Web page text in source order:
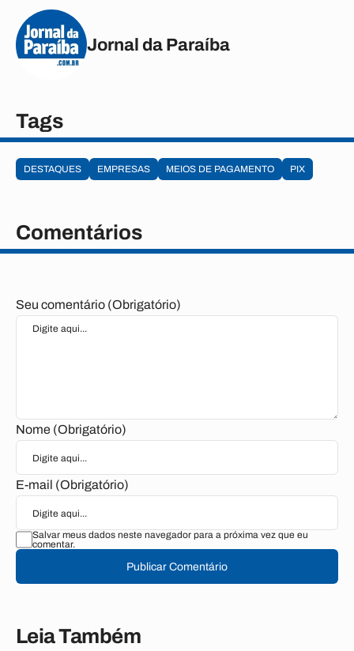
Jornal da Paraíba
Tags
DESTAQUES EMPRESAS MEIOS DE PAGAMENTO PIX
Comentários
Seu comentário (Obrigatório)
Nome (Obrigatório)
E-mail (Obrigatório)
Salvar meus dados neste navegador para a próxima vez que eu
comentar.
Publicar Comentário
Leia Também